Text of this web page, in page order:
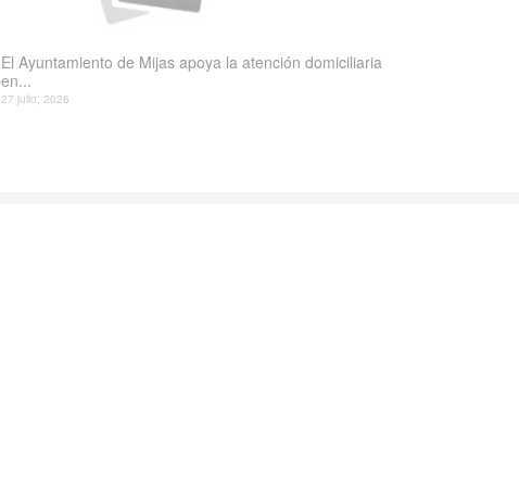
El Ayuntamiento de Mijas apoya la atención domiciliaria
en...
27 julio, 2026